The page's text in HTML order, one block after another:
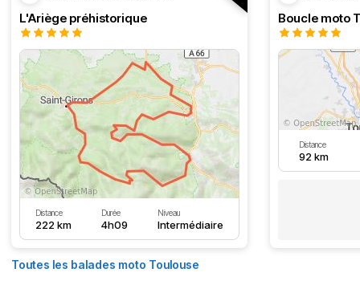
L'Ariège préhistorique
Distance
222 km
Durée
4h09
Niveau
Intermédiaire
Distance
92 km
Toutes les balades moto Toulouse